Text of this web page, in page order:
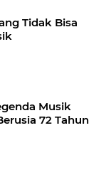
Tidak Bisa
Musik
72 Tahun